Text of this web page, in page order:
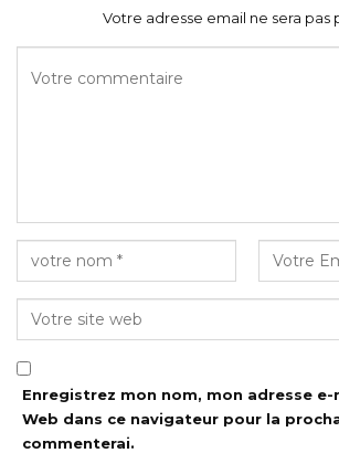
Votre adresse email ne sera pas
Enregistrez mon nom, mon adresse
Web dans ce navigateur pour la
commenterai.